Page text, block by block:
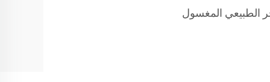
الطبيعي المغسول